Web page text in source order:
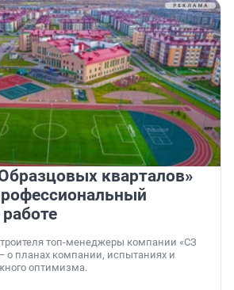
кварталов»
топ-менеджеры компании «СЗ
о планах компании, испытаниях и
оптимизма.